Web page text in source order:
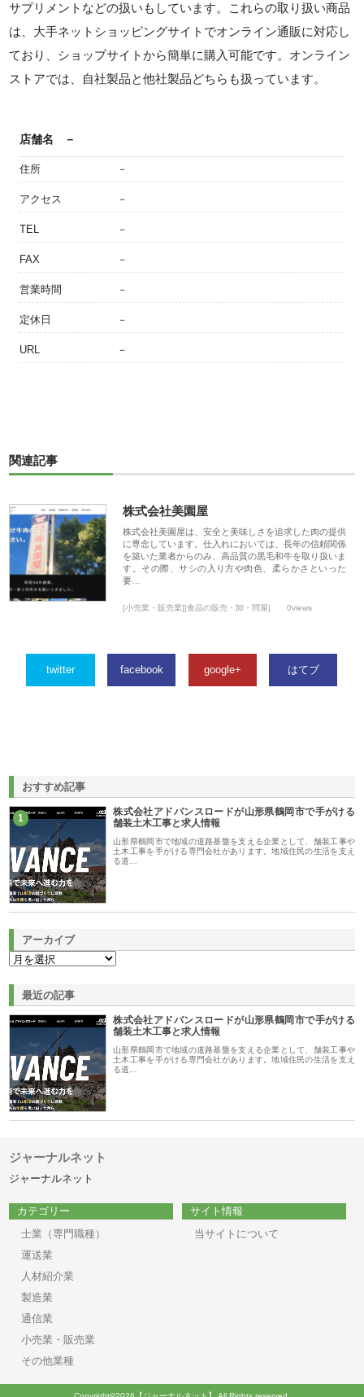
サプリメントなどの扱いもしています。これらの取り扱い商品
は、大手ネットショッピングサイトでオンライン通販に対応し
ており、ショップサイトから簡単に購入可能です。オンライン
ストアでは、自社製品と他社製品どちらも扱っています。
店舗名 －
住所 －
アクセス －
TEL －
FAX －
営業時間 －
定休日 －
URL －
関連記事
株式会社美園屋
株式会社美園屋は、安全と美味しさを追求した肉の提供
に専念しています。仕入れにおいては、長年の信頼関係
を築いた業者からのみ、高品質の黒毛和牛を取り扱いま
す。その際、サシの入り方や肉色、柔らかさといった
要…
[小売業・販売業][食品の販売・卸・問屋] 0views
twitter facebook google+ はてブ
おすすめ記事
1
株式会社アドバンスロードが山形県鶴岡市で手がける
舗装土木工事と求人情報
山形県鶴岡市で地域の道路基盤を支える企業として、舗装工事や
土木工事を手がける専門会社があります。地域住民の生活を支え
る道…
アーカイブ
最近の記事
株式会社アドバンスロードが山形県鶴岡市で手がける
舗装土木工事と求人情報
山形県鶴岡市で地域の道路基盤を支える企業として、舗装工事や
土木工事を手がける専門会社があります。地域住民の生活を支え
る道…
ジャーナルネット
ジャーナルネット
カテゴリー
士業（専門職種）
運送業
人材紹介業
製造業
通信業
小売業・販売業
その他業種
サイト情報
当サイトについて